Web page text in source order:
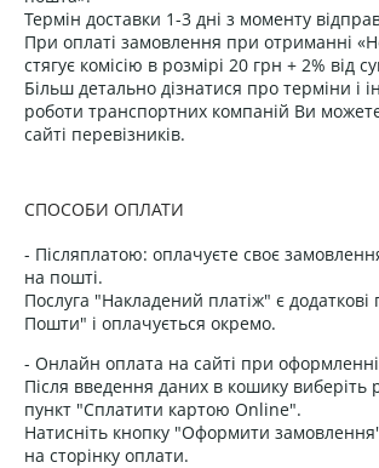
Термін доставки 1-3 дні з моменту
При оплаті замовлення при отриманні
стягує комісію в розмірі 20 грн + 2% від
Більш детально дізнатися про терміни і
роботи транспортних компаній Ви
сайті перевізників.
СПОСОБИ ОПЛАТИ
- Післяплатою: оплачуєте своє
на пошті.
Послуга "Накладений платіж" є додаткові
Пошти" і оплачується окремо.
- Онлайн оплата на сайті при
Після введення даних в кошику виберіть
пункт "Сплатити картою Online".
Натисніть кнопку "Оформити
на сторінку оплати.